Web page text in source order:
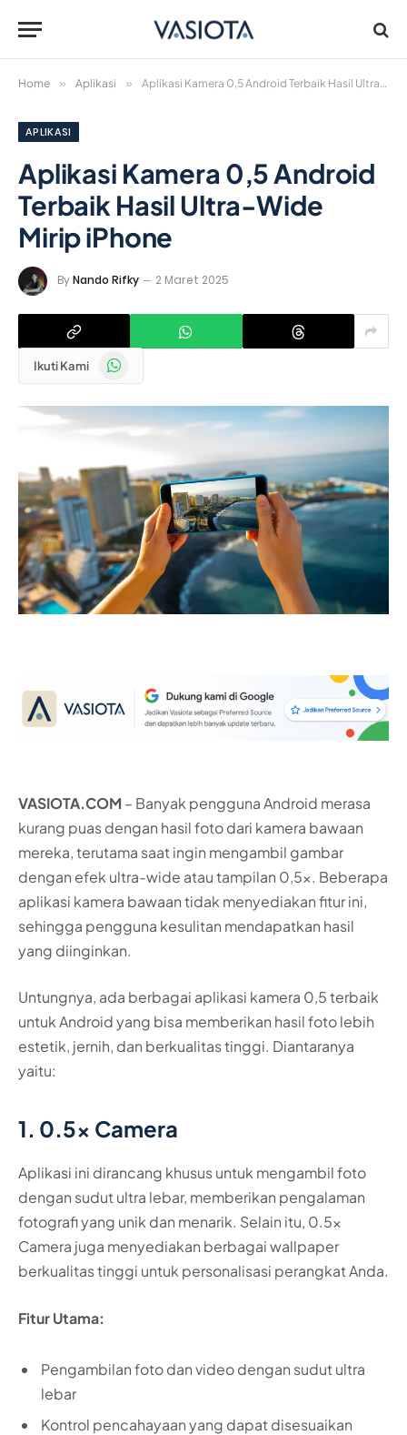
Home » Aplikasi » Aplikasi Kamera 0,5 Android Terbaik Hasil Ultra-Wide Mirip iPhone
APLIKASI
Aplikasi Kamera 0,5 Android
Terbaik Hasil Ultra-Wide
Mirip iPhone
ByNando Rifky 2 Maret 2025
Ikuti Kami WhatsApp
VASIOTA.COM – Banyak pengguna Android merasa
kurang puas dengan hasil foto dari kamera bawaan
mereka, terutama saat ingin mengambil gambar
dengan efek ultra-wide atau tampilan 0,5x. Beberapa
aplikasi kamera bawaan tidak menyediakan fitur ini,
sehingga pengguna kesulitan mendapatkan hasil
yang diinginkan.
Untungnya, ada berbagai aplikasi kamera 0,5 terbaik
untuk Android yang bisa memberikan hasil foto lebih
estetik, jernih, dan berkualitas tinggi. Diantaranya
yaitu:
1. 0.5x Camera
Aplikasi ini dirancang khusus untuk mengambil foto
dengan sudut ultra lebar, memberikan pengalaman
fotografi yang unik dan menarik. Selain itu, 0.5x
Camera juga menyediakan berbagai wallpaper
berkualitas tinggi untuk personalisasi perangkat Anda.
Fitur Utama:
Pengambilan foto dan video dengan sudut ultra
lebar
Kontrol pencahayaan yang dapat disesuaikan